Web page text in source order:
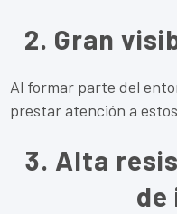
2. Gran
Al formar parte del
prestar atención a
3. Alta
de